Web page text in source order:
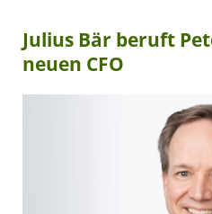
Julius Bär beruft
neuen CFO